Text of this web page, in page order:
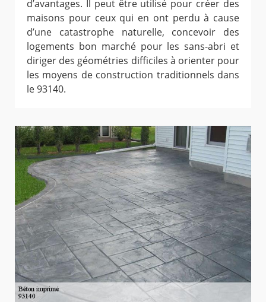
d’avantages. Il peut être utilisé pour créer des
maisons pour ceux qui en ont perdu à cause
d’une catastrophe naturelle, concevoir des
logements bon marché pour les sans-abri et
diriger des géométries difficiles à orienter pour
les moyens de construction traditionnels dans
le 93140.